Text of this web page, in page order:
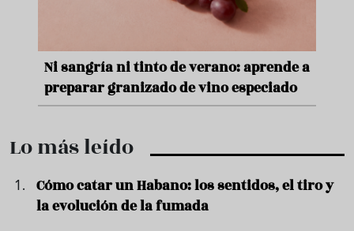
Ni sangría ni tinto de verano: aprende a
preparar granizado de vino especiado
Lo más leído
Cómo catar un Habano: los sentidos, el tiro y
la evolución de la fumada